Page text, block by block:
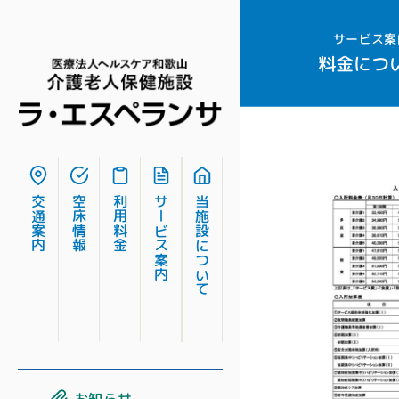
当施設について
サービス案内
利用料金
空床情報
交通案内
サービス
料金につ